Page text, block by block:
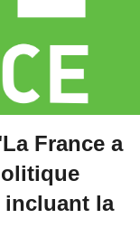
France a
incluant la